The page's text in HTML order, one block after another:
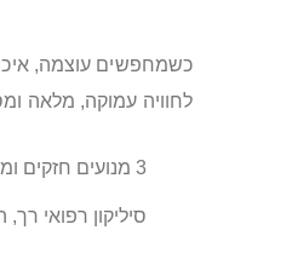
לחוויה עמוקה, מלאה
3 מנועים חזקים ומתואמים לגירוי פנימי וחיצוני בו-זמנית
סיליקון רפואי רך,